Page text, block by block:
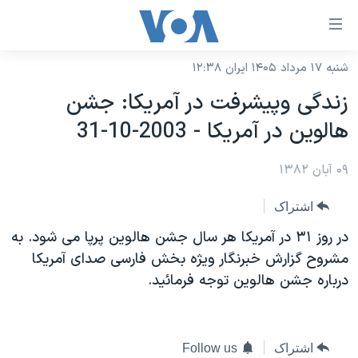
لینکهای
دسترسی
جهش
محتوای
اصلی
جهش
اصلی
جهش
به
نسخه سبک وب‌سایت
موضوع ها
ایران
آمریکا
جهان
ورزشی
گزیده‌ها
ویدیوها
برنامه های تلویزیونی
جدول برنامه ها
صفحه‌های ویژه
جام جهانی ۲۰۲۶
عملیات خشم حماسی
بایگانی برنامه‌های تلویزیونی
فرکانس‌های صدای آمریکا
پخش رادیویی
شنبه ۱۷ مرداد ۱۴۰۵ ایران ۱۲:۳۸
زندگی وپيشرفت در آمريکا: جشن
هالوين در آمريکا - 2003-10-31
۰۹ آبان ۱۳۸۲
اشتراک
در روز ۳۱ در آمريکا هر سال جشن هالوين پرپا می شود. به
مشروح گزارش خبرنگار ويژه بخش فارسی صدای آمريکا
درباره جشن هالوين توجه فرمائيد.
اشتراک Follow us